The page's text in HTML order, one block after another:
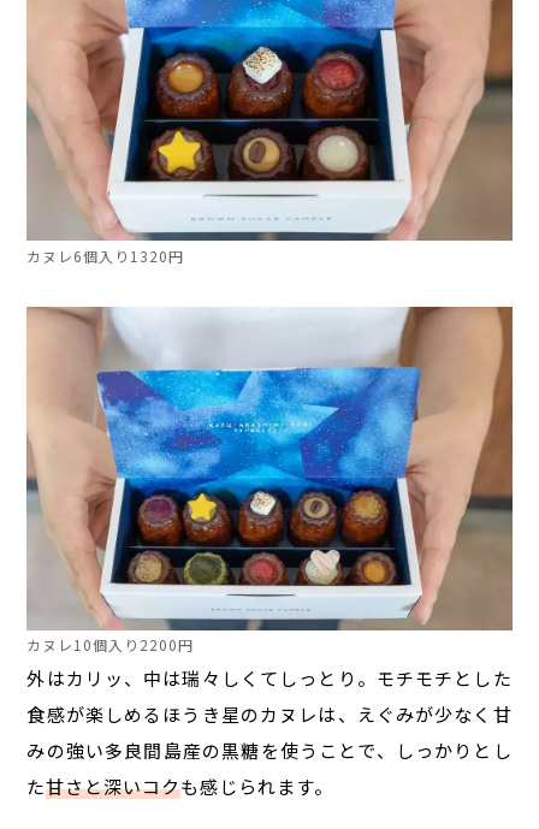
カヌレ6個入り1320円
カヌレ10個入り2200円
外はカリッ、中は瑞々しくてしっとり。モチモチとした
食感が楽しめるほうき星のカヌレは、えぐみが少なく甘
みの強い多良間島産の黒糖を使うことで、しっかりとし
た甘さと深いコクも感じられます。